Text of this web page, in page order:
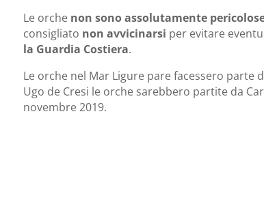
Le orche non sono assolutamente
consigliato non avvicinarsi per evitare
la Guardia Costiera.
Le orche nel Mar Ligure pare facessero parte
Ugo de Cresi le orche sarebbero partite da
novembre 2019.